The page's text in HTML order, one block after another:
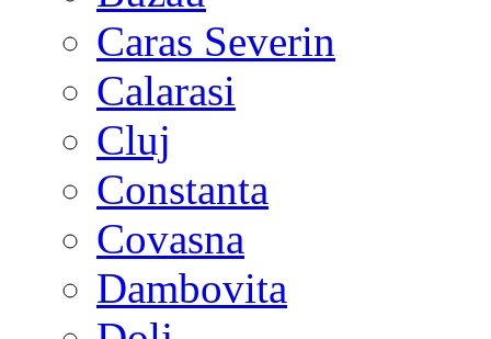
Caras Severin
Calarasi
Cluj
Constanta
Covasna
Dambovita